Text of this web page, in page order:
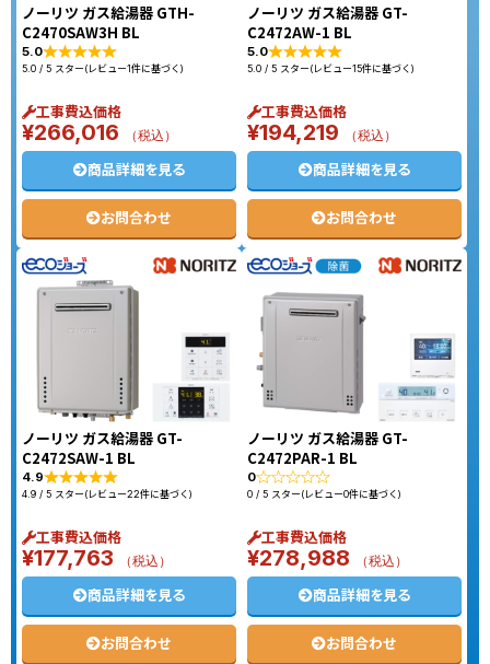
ノーリツ ガス給湯器 GTH-
C2470SAW3H BL
5.0
5.0 / 5 スター(レビュー1件に基づく)
工事費込価格
¥266,016 （税込）
商品詳細を見る
お問合わせ
ノーリツ ガス給湯器 GT-
C2472AW-1 BL
5.0
5.0 / 5 スター(レビュー15件に基づく)
工事費込価格
¥194,219 （税込）
商品詳細を見る
お問合わせ
ノーリツ ガス給湯器 GT-
C2472SAW-1 BL
4.9
4.9 / 5 スター(レビュー22件に基づく)
工事費込価格
¥177,763 （税込）
商品詳細を見る
お問合わせ
ノーリツ ガス給湯器 GT-
C2472PAR-1 BL
0
0 / 5 スター(レビュー0件に基づく)
工事費込価格
¥278,988 （税込）
商品詳細を見る
お問合わせ